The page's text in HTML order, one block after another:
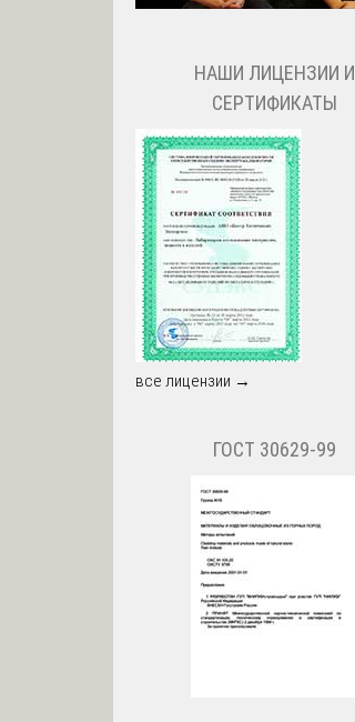
НАШИ ЛИЦЕНЗИИ И
СЕРТИФИКАТЫ
все лицензии →
ГОСТ 30629-99